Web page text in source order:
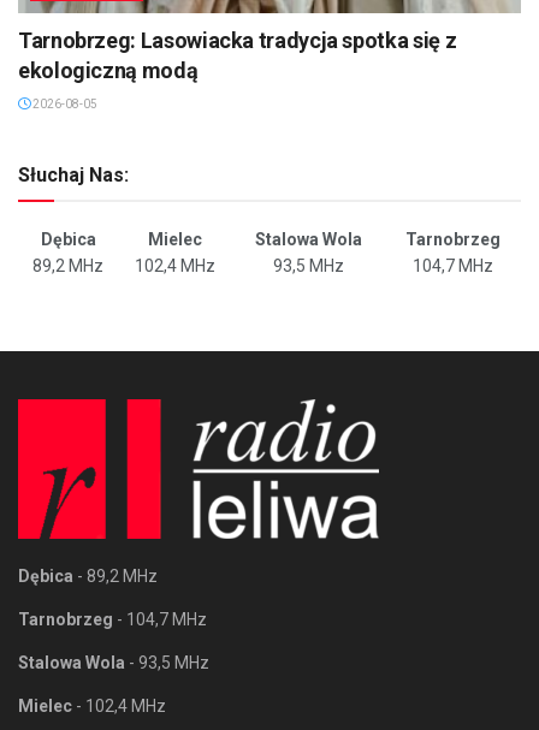
Tarnobrzeg: Lasowiacka tradycja spotka się z
ekologiczną modą
2026-08-05
Słuchaj Nas:
Dębica Mielec Stalowa Wola
Tarnobrzeg
89,2 MHz
102,4 MHz 93,5 MHz 104,7 MHz
Dębica - 89,2 MHz
Tarnobrzeg - 104,7 MHz
Stalowa Wola - 93,5 MHz
Mielec - 102,4 MHz